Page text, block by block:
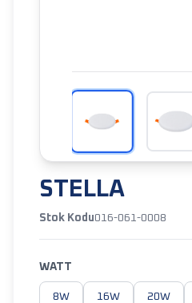
STELLA
Stok Kodu016-061-0008
WATT
8W 16W 20W